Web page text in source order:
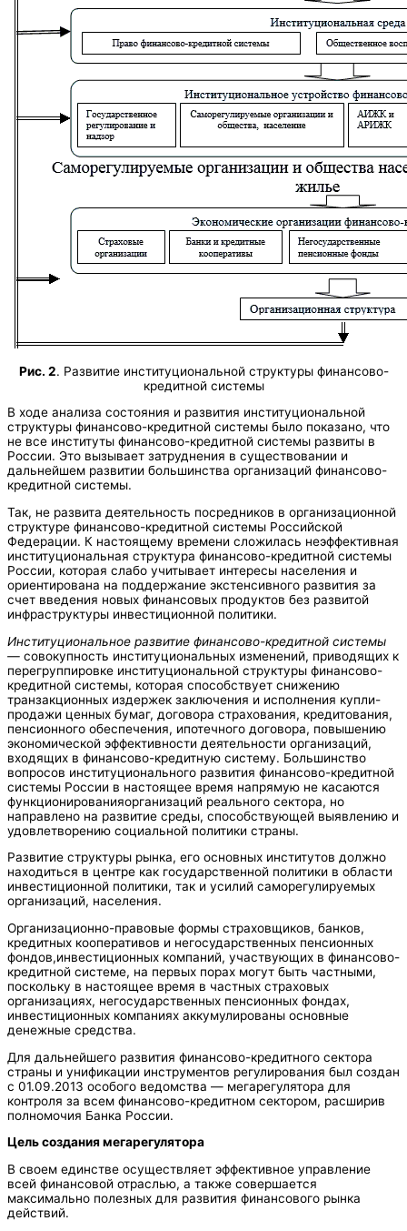
Рис. 2. Развитие институциональной структуры финансово-
кредитной системы
В ходе анализа состояния и развития институциональной
структуры финансово-кредитной системы было показано, что
не все институты финансово-кредитной системы развиты в
России. Это вызывает затруднения в существовании и
дальнейшем развитии большинства организаций финансово-
кредитной системы.
Так, не развита деятельность посредников в организационной
структуре финансово-кредитной системы Российской
Федерации. К настоящему времени сложилась неэффективная
институциональная структура финансово-кредитной системы
России, которая слабо учитывает интересы населения и
ориентирована на поддержание экстенсивного развития за
счет введения новых финансовых продуктов без развитой
инфраструктуры инвестиционной политики.
Институциональное развитие финансово-кредитной системы
— совокупность институциональных изменений, приводящих к
перегруппировке институциональной структуры финансово-
кредитной системы, которая способствует снижению
транзакционных издержек заключения и исполнения купли-
продажи ценных бумаг, договора страхования, кредитования,
пенсионного обеспечения, ипотечного договора, повышению
экономической эффективности деятельности организаций,
входящих в финансово-кредитную систему. Большинство
вопросов институционального развития финансово-кредитной
системы России в настоящее время напрямую не касаются
функционированияорганизаций реального сектора, но
направлено на развитие среды, способствующей выявлению и
удовлетворению социальной политики страны.
Развитие структуры рынка, его основных институтов должно
находиться в центре как государственной политики в области
инвестиционной политики, так и усилий саморегулируемых
организаций, населения.
Организационно-правовые формы страховщиков, банков,
кредитных кооперативов и негосударственных пенсионных
фондов,инвестиционных компаний, участвующих в финансово-
кредитной системе, на первых порах могут быть частными,
поскольку в настоящее время в частных страховых
организациях, негосударственных пенсионных фондах,
инвестиционных компаниях аккумулированы основные
денежные средства.
Для дальнейшего развития финансово-кредитного сектора
страны и унификации инструментов регулирования был создан
с 01.09.2013 особого ведомства — мегарегулятора для
контроля за всем финансово-кредитном сектором, расширив
полномочия Банка России.
Цель создания мегарегулятора
В своем единстве осуществляет эффективное управление
всей финансовой отраслью, а также совершается
максимально полезных для развития финансового рынка
действий.